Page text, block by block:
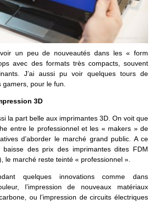
un peu de nouveautés dans les « form
avec des formats très compacts, souvent
J’ai aussi pu voir quelques tours de
pour le fun.
3D
la part belle aux imprimantes 3D. On voit que
entre le professionnel et les « makers » de
d’aborder le marché grand public. A ce
des prix des imprimantes dites FDM
le marché reste teinté « professionnel ».
quelques innovations comme dans
l’impression de nouveaux matériaux
ou l’impression de circuits électriques